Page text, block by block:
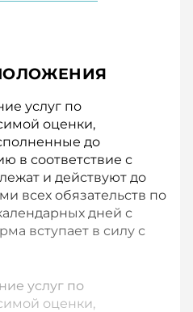
услуг по
оценки,
до
в соответствие с
и действуют до
всех обязательств по
дней с
вступает в силу с
услуг по
оценки,